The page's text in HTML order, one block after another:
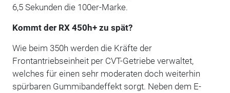
6,5 Sekunden die 100er-Marke.
Kommt der RX 450h+ zu spät?
Wie beim 350h werden die Kräfte der
Frontantriebseinheit per CVT-Getriebe verwaltet,
welches für einen sehr moderaten doch weiterhin
spürbaren Gummibandeffekt sorgt. Neben dem E-